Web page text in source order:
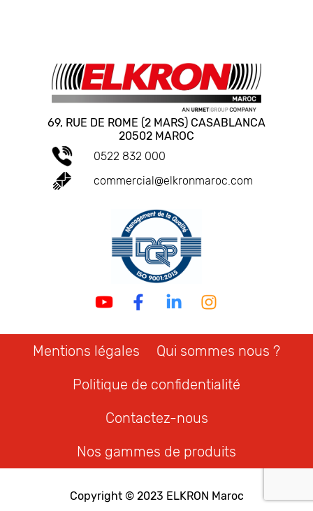
69, RUE DE ROME (2 MARS) CASABLANCA
20502 MAROC
0522 832 000
commercial@elkronmaroc.com
Mentions légales
Qui sommes nous ?
Politique de confidentialité
Contactez-nous
Nos gammes de produits
Copyright © 2023 ELKRON Maroc